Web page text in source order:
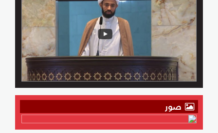
صور